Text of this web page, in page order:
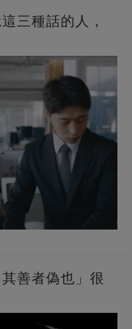
三種話的人，
善者偽也」很